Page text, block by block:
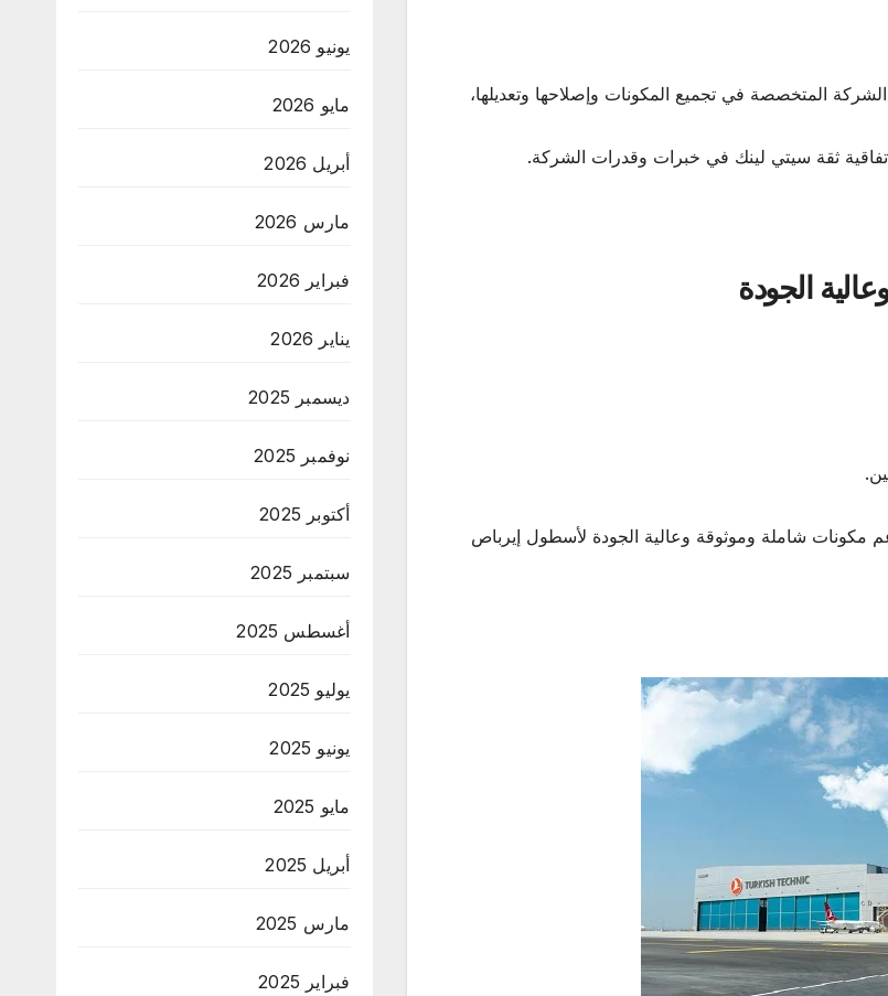
المتخصصة في تجميع المكونات وإصلاحها وتعديلها،
ثقة سيتي لينك في خبرات وقدرات الشركة.
الجودة
شاملة وموثوقة وعالية الجودة لأسطول إيرباص
يونيو 2026
مايو 2026
أبريل 2026
مارس 2026
فبراير 2026
يناير 2026
ديسمبر 2025
نوفمبر 2025
أكتوبر 2025
سبتمبر 2025
أغسطس 2025
يوليو 2025
يونيو 2025
مايو 2025
أبريل 2025
مارس 2025
فبراير 2025